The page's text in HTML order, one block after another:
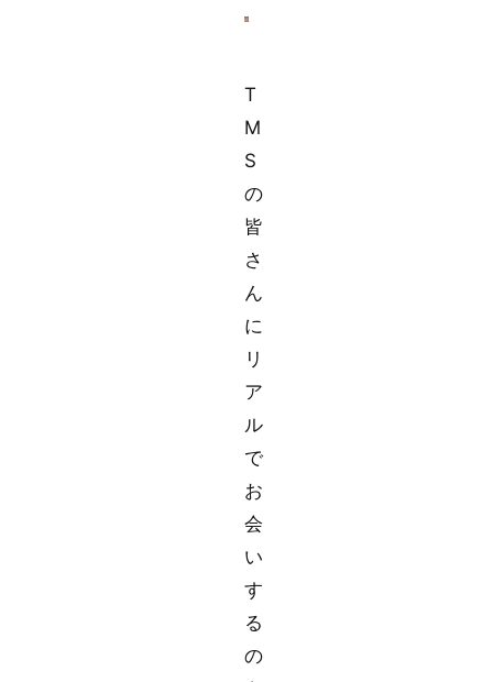
T
M
S
の
皆
さ
ん
に
リ
ア
ル
で
お
会
い
す
る
の